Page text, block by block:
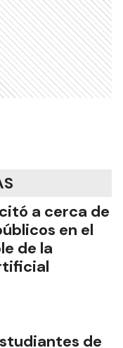
a cerca de
en el
de la
de